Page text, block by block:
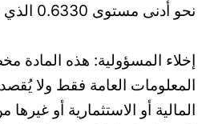
نحو أدنى مستوى 0.6330 الذي سجلته العام الماضي.
إخلاء المسؤولية: هذه المادة
المعلومات العامة فقط ولا
المالية أو الاستثمارية أو